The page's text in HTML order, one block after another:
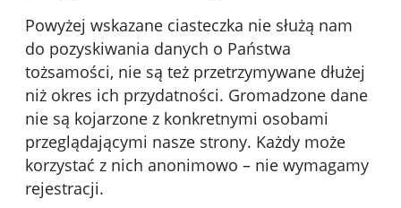
Powyżej wskazane ciasteczka nie służą nam
do pozyskiwania danych o Państwa
tożsamości, nie są też przetrzymywane dłużej
niż okres ich przydatności. Gromadzone dane
nie są kojarzone z konkretnymi osobami
przeglądającymi nasze strony. Każdy może
korzystać z nich anonimowo – nie wymagamy
rejestracji.